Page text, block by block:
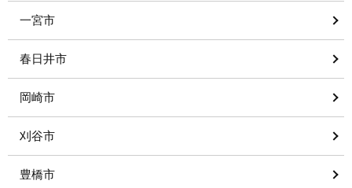
一宮市
春日井市
岡崎市
刈谷市
豊橋市